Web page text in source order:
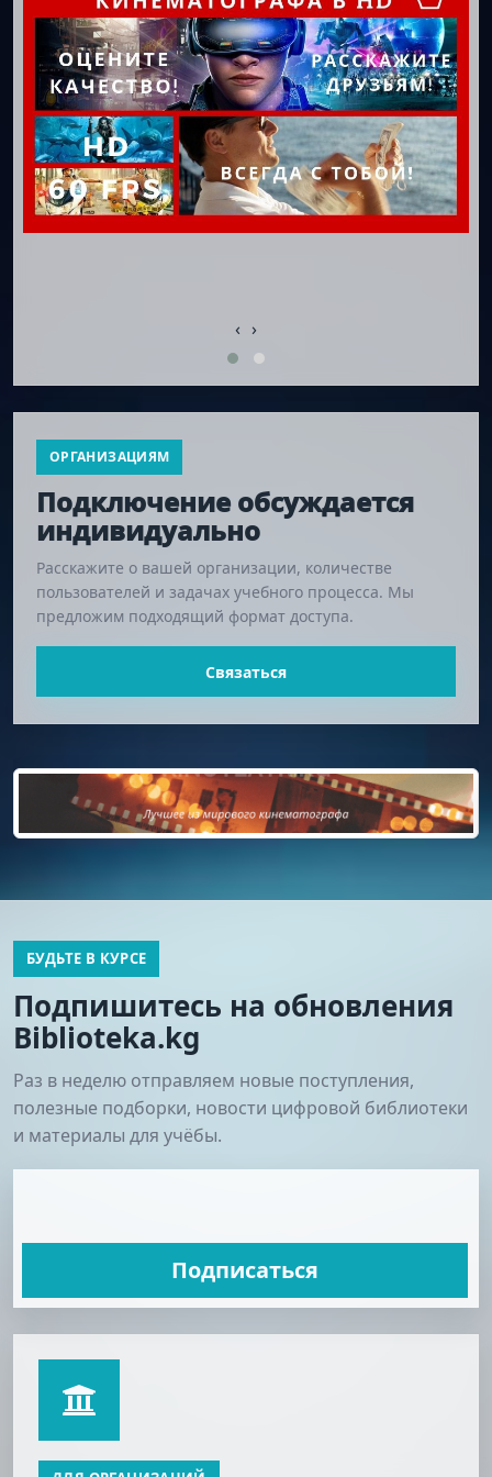
‹ ›
ОРГАНИЗАЦИЯМ
Подключение обсуждается
индивидуально
Расскажите о вашей организации, количестве
пользователей и задачах учебного процесса. Мы
предложим подходящий формат доступа.
Связаться
БУДЬТЕ В КУРСЕ
Подпишитесь на обновления
Biblioteka.kg
Раз в неделю отправляем новые поступления,
полезные подборки, новости цифровой библиотеки
и материалы для учёбы.
Подписаться